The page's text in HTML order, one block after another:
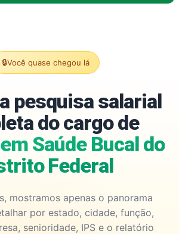
🔒Você quase chegou lá
pesquisa salarial
do cargo de
Saúde Bucal do
Federal
mostramos apenas o panorama
por estado, cidade, função,
senioridade, IPS e o relatório